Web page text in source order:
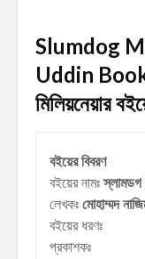
Slumdog
Uddin
মিলিয়নেয়ার
বইয়ের বিবরণ
বইয়ের নামঃস্লামডগ
লেখকঃ মোহাম্মদ
বইয়ের ধরণঃ
প্রকাশকঃ